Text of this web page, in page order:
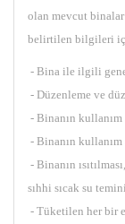
olan mevcut
belirtilen bilgileri
- Bina ile ilgili
- Düzenleme ve
- Binanın kullanım
- Binanın kullanım
- Binanın
sıhhi sıcak su
- Tüketilen her bir